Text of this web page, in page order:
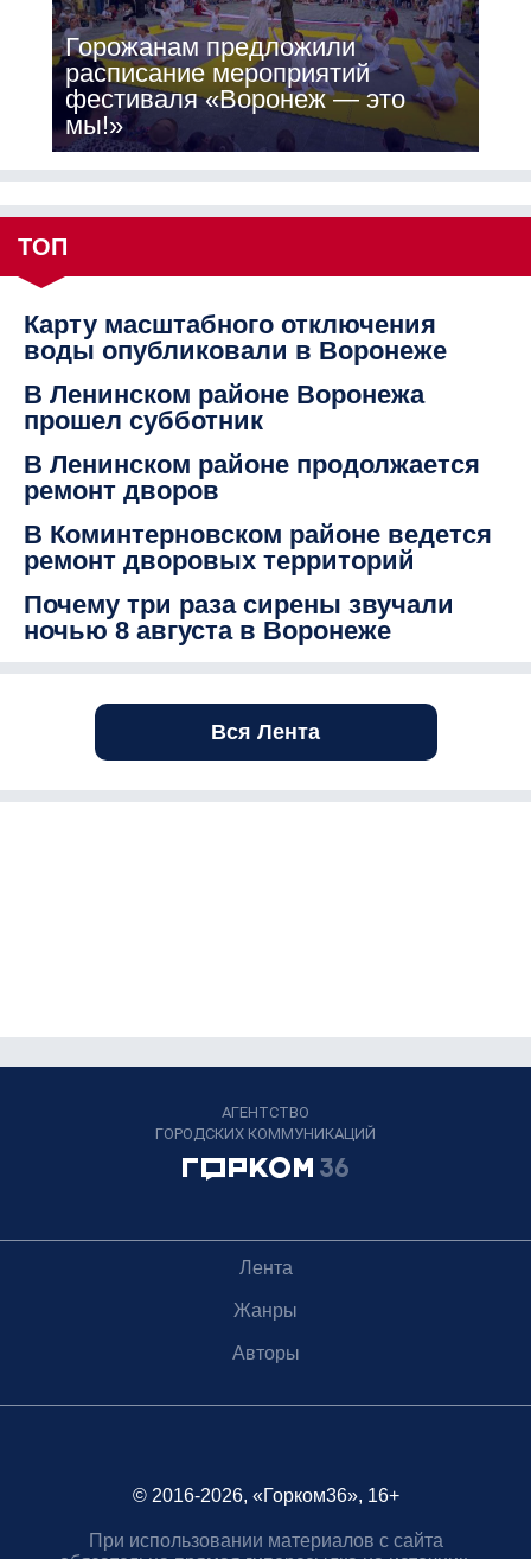
Горожанам предложили
расписание мероприятий
фестиваля «Воронеж — это
мы!»
ТОП
Карту масштабного отключения
воды опубликовали в Воронеже
В Ленинском районе Воронежа
прошел субботник
В Ленинском районе продолжается
ремонт дворов
В Коминтерновском районе ведется
ремонт дворовых территорий
Почему три раза сирены звучали
ночью 8 августа в Воронеже
Вся Лента
АГЕНТСТВО
ГОРОДСКИХ КОММУНИКАЦИЙ
Лента
Жанры
Авторы
© 2016-2026, «Горком36», 16+
При использовании материалов с сайта